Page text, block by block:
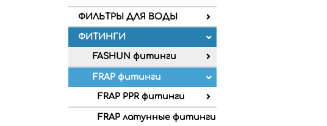
ФИЛЬТРЫ ДЛЯ ВОДЫ
ФИТИНГИ
FASHUN фитинги
FRAP фитинги
FRAP PPR фитинги
FRAP латунные фитинги